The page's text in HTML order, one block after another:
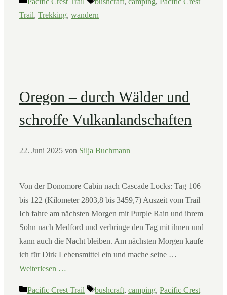
Trail, Trekking, wandern
Oregon – durch Wälder und
schroffe Vulkanlandschaften
22. Juni 2025 von Silja Buchmann
Von der Donomore Cabin nach Cascade Locks: Tag 106
bis 122 (Kilometer 2803,8 bis 3459,7) Auszeit vom Trail
Ich fahre am nächsten Morgen mit Purple Rain und ihrem
Sohn nach Medford und verbringe den Tag mit ihnen und
kann auch die Nacht bleiben. Am nächsten Morgen kaufe
ich für Dirk Lebensmittel ein und mache seine …
Weiterlesen …
Kategorien
Pacific Crest Trail Schlagwörter
bushcraft, camping, Pacific Crest